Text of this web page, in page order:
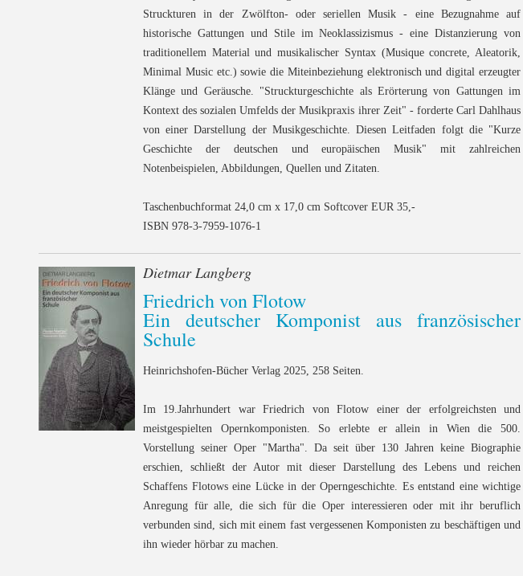
Struckturen in der Zwölfton- oder seriellen Musik - eine Bezugnahme auf
historische Gattungen und Stile im Neoklassizismus - eine Distanzierung von
traditionellem Material und musikalischer Syntax (Musique concrete, Aleatorik,
Minimal Music etc.) sowie die Miteinbeziehung elektronisch und digital erzeugter
Klänge und Geräusche. "Struckturgeschichte als Erörterung von Gattungen im
Kontext des sozialen Umfelds der Musikpraxis ihrer Zeit" - forderte Carl Dahlhaus
von einer Darstellung der Musikgeschichte. Diesen Leitfaden folgt die "Kurze
Geschichte der deutschen und europäischen Musik" mit zahlreichen
Notenbeispielen, Abbildungen, Quellen und Zitaten.
Taschenbuchformat 24,0 cm x 17,0 cm Softcover EUR 35,-
ISBN 978-3-7959-1076-1
Dietmar Langberg
Friedrich von Flotow
Ein deutscher Komponist aus französischer
Schule
Heinrichshofen-Bücher Verlag 2025, 258 Seiten.
Im 19.Jahrhundert war Friedrich von Flotow einer der erfolgreichsten und
meistgespielten Opernkomponisten. So erlebte er allein in Wien die 500.
Vorstellung seiner Oper "Martha". Da seit über 130 Jahren keine Biographie
erschien, schließt der Autor mit dieser Darstellung des Lebens und reichen
Schaffens Flotows eine Lücke in der Operngeschichte. Es entstand eine wichtige
Anregung für alle, die sich für die Oper interessieren oder mit ihr beruflich
verbunden sind, sich mit einem fast vergessenen Komponisten zu beschäftigen und
ihn wieder hörbar zu machen.